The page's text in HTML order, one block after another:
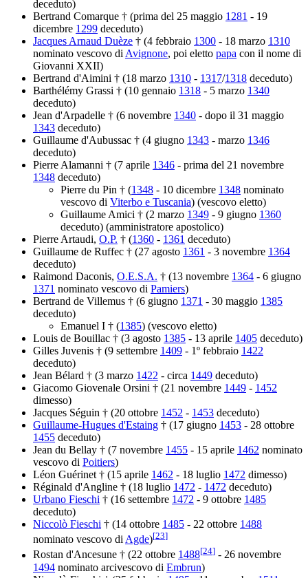
deceduto)
Bertrand Comarque † (prima del 25 maggio 1281 - 19
dicembre 1299 deceduto)
Jacques Arnaud Duèze † (4 febbraio 1300 - 18 marzo 1310
nominato vescovo di Avignone, poi eletto papa con il nome di
Giovanni XXII)
Bertrand d'Aimini † (18 marzo 1310 - 1317/1318 deceduto)
Barthélémy Grassi † (10 gennaio 1318 - 5 marzo 1340
deceduto)
Jean d'Arpadelle † (6 novembre 1340 - dopo il 31 maggio
1343 deceduto)
Guillaume d'Aubussac † (4 giugno 1343 - marzo 1346
deceduto)
Pierre Alamanni † (7 aprile 1346 - prima del 21 novembre
1348 deceduto)
Pierre du Pin † (1348 - 10 dicembre 1348 nominato
vescovo di Viterbo e Tuscania) (vescovo eletto)
Guillaume Amici † (2 marzo 1349 - 9 giugno 1360
deceduto) (amministratore apostolico)
Pierre Artaudi, O.P. † (1360 - 1361 deceduto)
Guillaume de Ruffec † (27 agosto 1361 - 3 novembre 1364
deceduto)
Raimond Daconis, O.E.S.A. † (13 novembre 1364 - 6 giugno
1371 nominato vescovo di Pamiers)
Bertrand de Villemus † (6 giugno 1371 - 30 maggio 1385
deceduto)
Emanuel I † (1385) (vescovo eletto)
Louis de Bouillac † (3 agosto 1385 - 13 aprile 1405 deceduto)
Gilles Juvenis † (9 settembre 1409 - 1º febbraio 1422
deceduto)
Jean Bélard † (3 marzo 1422 - circa 1449 deceduto)
Giacomo Giovenale Orsini † (21 novembre 1449 - 1452
dimesso)
Jacques Séguin † (20 ottobre 1452 - 1453 deceduto)
Guillaume-Hugues d'Estaing † (17 giugno 1453 - 28 ottobre
1455 deceduto)
Jean du Bellay † (7 novembre 1455 - 15 aprile 1462 nominato
vescovo di Poitiers)
Léon Guérinet † (15 aprile 1462 - 18 luglio 1472 dimesso)
Réginald d'Angline † (18 luglio 1472 - 1472 deceduto)
Urbano Fieschi † (16 settembre 1472 - 9 ottobre 1485
deceduto)
Niccolò Fieschi † (14 ottobre 1485 - 22 ottobre 1488
nominato vescovo di Agde)[23]
Rostan d'Ancesune † (22 ottobre 1488[24] - 26 novembre
1494 nominato arcivescovo di Embrun)